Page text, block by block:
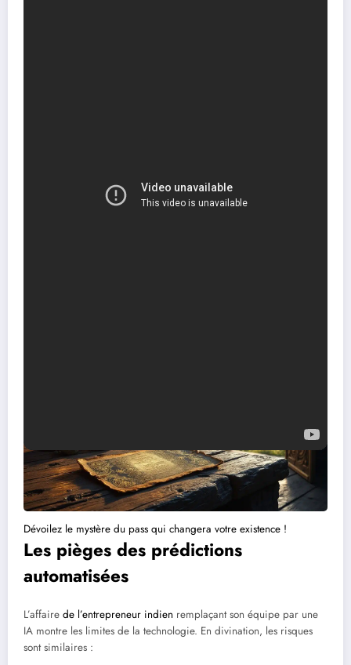
« Les tirages agissent comme des activateurs neuronaux – ils
structurent l’intuition ». Ses recherches montrent :
Dévoilez le mystère du pass qui changera votre existence !
Les pièges des prédictions
automatisées
L’affaire de l’entrepreneur indien remplaçant son équipe par une
IA montre les limites de la technologie. En divination, les risques
sont similaires :